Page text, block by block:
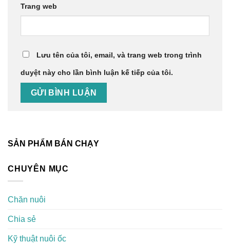
Trang web
Lưu tên của tôi, email, và trang web trong trình
duyệt này cho lần bình luận kế tiếp của tôi.
SẢN PHẨM BÁN CHẠY
CHUYÊN MỤC
Chăn nuôi
Chia sẻ
Kỹ thuật nuôi ốc